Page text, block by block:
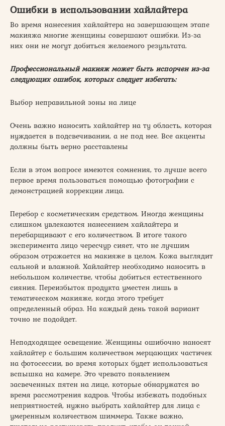
Ошибки в использовании хайлайтера
Во время нанесения хайлайтера на завершающем этапе
макияжа многие женщины совершают ошибки. Из-за
них они не могут добиться желаемого результата.
Профессиональный макияж может быть испорчен из-за
следующих ошибок, которых следует избегать:
Выбор неправильной зоны на лице
Очень важно наносить хайлайтер на ту область, которая
нуждается в подсвечивании, а не под нее. Все акценты
должны быть верно расставлены
Если в этом вопросе имеются сомнения, то лучше всего
первое время пользоваться помощью фотографии с
демонстрацией коррекции лица.
Перебор с косметическим средством. Иногда женщины
слишком увлекаются нанесением хайлайтера и
перебарщивают с его количеством. В итоге такого
эксперимента лицо чересчур сияет, что не лучшим
образом отражается на макияже в целом. Кожа выглядит
сальной и влажной. Хайлайтер необходимо наносить в
небольшом количестве, чтобы добиться естественного
сияния. Переизбыток продукта уместен лишь в
тематическом макияже, когда этого требует
определенный образ. На каждый день такой вариант
точно не подойдет.
Неподходящее освещение. Женщины ошибочно наносят
хайлайтер с большим количеством мерцающих частичек
на фотосессии, во время которых будет использоваться
вспышка на камере. Это чревато появлением
засвеченных пятен на лице, которые обнаружатся во
время рассмотрения кадров. Чтобы избежать подобных
неприятностей, нужно выбрать хайлайтер для лица с
умеренным количеством шиммера. Также важно,